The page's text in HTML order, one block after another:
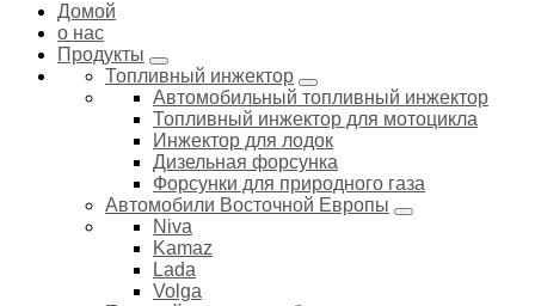
Домой
о нас
Продукты
Топливный инжектор
Автомобильный топливный инжектор
Топливный инжектор для мотоцикла
Инжектор для лодок
Дизельная форсунка
Форсунки для природного газа
Автомобили Восточной Европы
Niva
Kamaz
Lada
Volga